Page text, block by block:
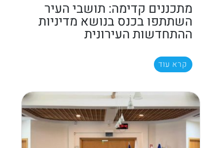
מתכננים קדימה: תושבי העיר
השתתפו בכנס בנושא מדיניות
ההתחדשות העירונית
קרא עוד